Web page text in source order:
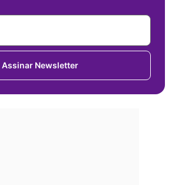
Assinar Newsletter